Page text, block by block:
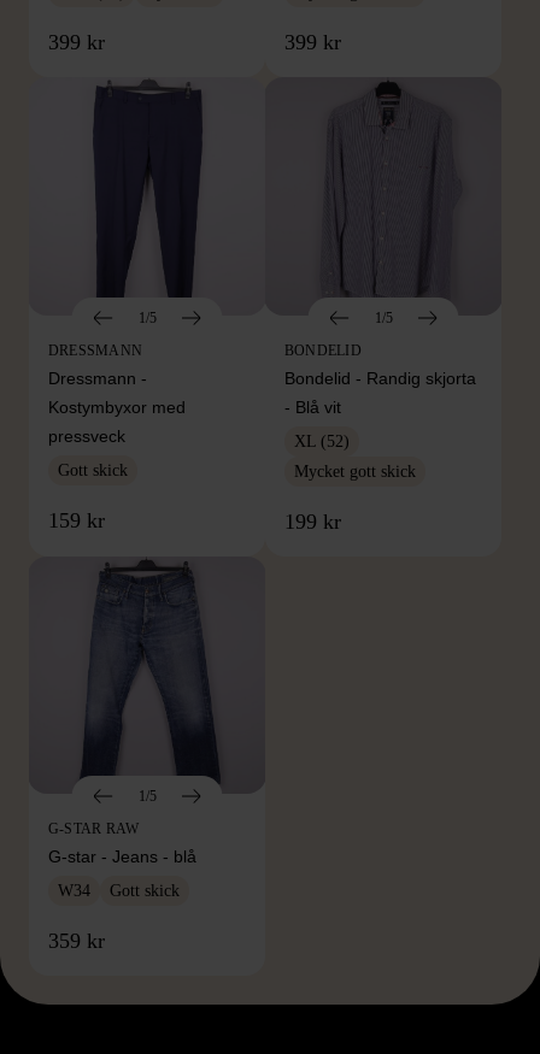
399 kr 399 kr
1/5
DRESSMANN
Dressmann -
Kostymbyxor med
pressveck
Gott skick
159 kr
1/5
BONDELID
Bondelid - Randig skjorta
- Blå vit
XL (52)
Mycket gott skick
199 kr
1/5
G-STAR RAW
G-star - Jeans - blå
W34 Gott skick
359 kr